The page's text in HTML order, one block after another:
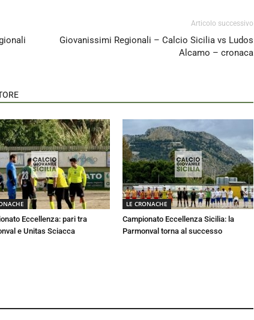
Articolo successivo
Giovanissimi Regionali – Calcio Sicilia vs Ludos
Alcamo – cronaca
Eccellenza: pari tra
e Unitas Sciacca
LE CRONACHE
Campionato Eccellenza Sicilia: la
Parmonval torna al successo